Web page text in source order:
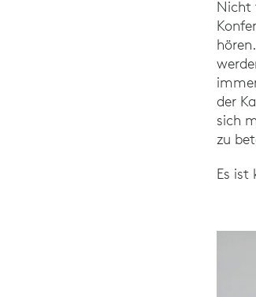
Nicht
der
sich
zu
Es ist